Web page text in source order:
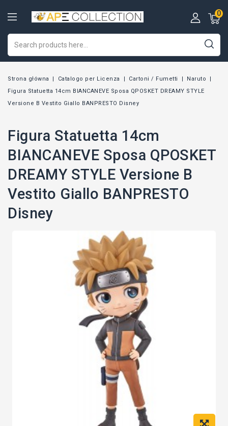
0
Strona główna Catalogo per Licenza Cartoni / Fumetti
Naruto
Figura Statuetta 14cm BIANCANEVE Sposa QPOSKET DREAMY STYLE
Versione B Vestito Giallo BANPRESTO Disney
Figura Statuetta 14cm
BIANCANEVE Sposa QPOSKET
DREAMY STYLE Versione B
Vestito Giallo BANPRESTO
Disney